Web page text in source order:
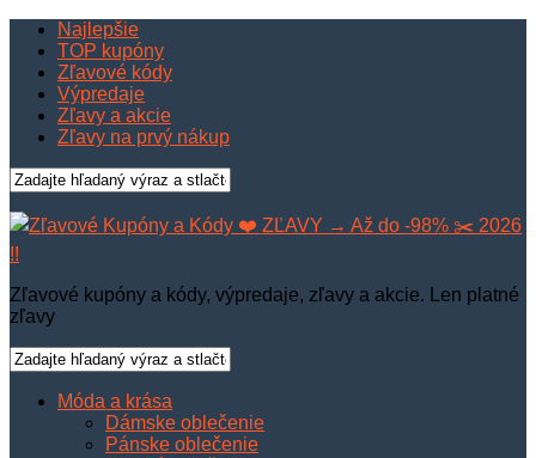
Najlepšie
TOP kupóny
Zľavové kódy
Výpredaje
Zľavy a akcie
Zľavy na prvý nákup
Zľavové kupóny a kódy, výpredaje, zľavy a akcie. Len platné
zľavy
Móda a krása
Dámske oblečenie
Pánske oblečenie